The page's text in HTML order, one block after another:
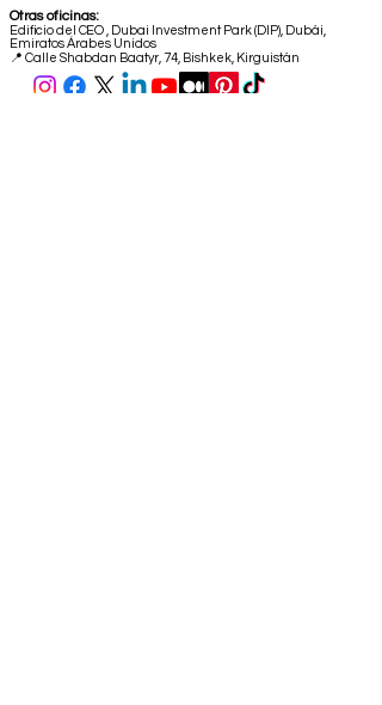
Otras oficinas:
Edificio del CEO
Dubai Investment Park (DIP), Dubái,
Emiratos Árabes Unidos
📍 Calle Shabdan Baatyr, 74, Bishkek, Kirguistán